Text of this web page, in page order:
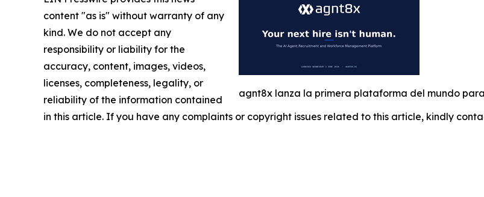
agnt8x lanza la primera plataforma del mundo
content "as is" without warranty of any
kind. We do not accept any
responsibility or liability for the
accuracy, content, images, videos,
licenses, completeness, legality, or
reliability of the information contained
in this article. If you have any complaints or copyright issues related to this article, kindly